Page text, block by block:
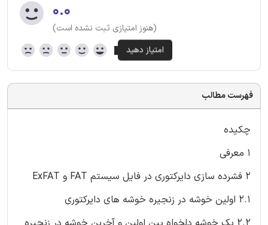
۰.۰
(هنوز امتیازی ثبت نشده است)
فهرست مطالب
چکیده
1 معرفی
2 فشرده سازی دایرکتوری در فایل سیستم FAT و ExFAT
2.1 اولین خوشه در زنجیره خوشه های دایرکتوری